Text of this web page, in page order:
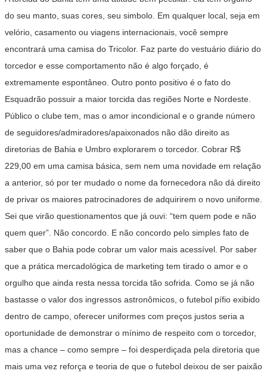
do seu manto, suas cores, seu simbolo. Em qualquer local, seja em
velório, casamento ou viagens internacionais, você sempre
encontrará uma camisa do Tricolor. Faz parte do vestuário diário do
torcedor e esse comportamento não é algo forçado, é
extremamente espontâneo. Outro ponto positivo é o fato do
Esquadrão possuir a maior torcida das regiões Norte e Nordeste.
Público o clube tem, mas o amor incondicional e o grande número
de seguidores/admiradores/apaixonados não dão direito as
diretorias de Bahia e Umbro explorarem o torcedor. Cobrar R$
229,00 em uma camisa básica, sem nem uma novidade em relação
a anterior, só por ter mudado o nome da fornecedora não dá direito
de privar os maiores patrocinadores de adquirirem o novo uniforme.
Sei que virão questionamentos que já ouvi: “tem quem pode e não
quem quer”. Não concordo. E não concordo pelo simples fato de
saber que o Bahia pode cobrar um valor mais acessível. Por saber
que a prática mercadológica de marketing tem tirado o amor e o
orgulho que ainda resta nessa torcida tão sofrida. Como se já não
bastasse o valor dos ingressos astronômicos, o futebol pífio exibido
dentro de campo, oferecer uniformes com preços justos seria a
oportunidade de demonstrar o mínimo de respeito com o torcedor,
mas a chance – como sempre – foi desperdiçada pela diretoria que
mais uma vez reforça e teoria de que o futebol deixou de ser paixão